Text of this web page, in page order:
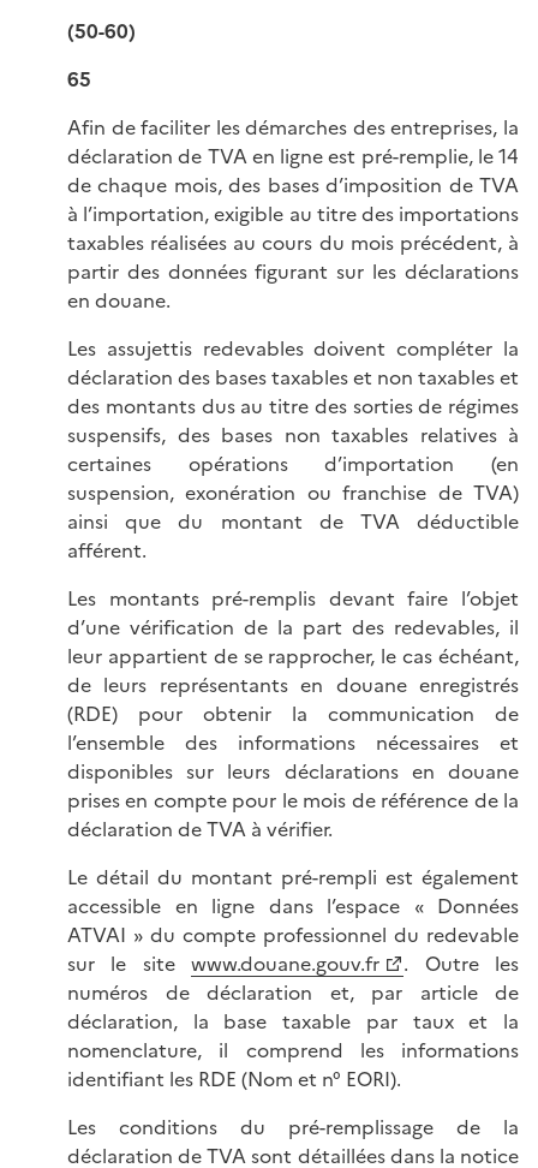
(50-60)
65
Afin de faciliter les démarches des entreprises, la
déclaration de TVA en ligne est pré-remplie, le 14
de chaque mois, des bases d’imposition de TVA
à l’importation, exigible au titre des importations
taxables réalisées au cours du mois précédent, à
partir des données figurant sur les déclarations
en douane.
Les assujettis redevables doivent compléter la
déclaration des bases taxables et non taxables et
des montants dus au titre des sorties de régimes
suspensifs, des bases non taxables relatives à
certaines opérations d’importation (en
suspension, exonération ou franchise de TVA)
ainsi que du montant de TVA déductible
afférent.
Les montants pré-remplis devant faire l’objet
d’une vérification de la part des redevables, il
leur appartient de se rapprocher, le cas échéant,
de leurs représentants en douane enregistrés
(RDE) pour obtenir la communication de
l’ensemble des informations nécessaires et
disponibles sur leurs déclarations en douane
prises en compte pour le mois de référence de la
déclaration de TVA à vérifier.
Le détail du montant pré-rempli est également
accessible en ligne dans l’espace « Données
ATVAI » du compte professionnel du redevable
sur le sitewww.douane.gouv.fr
. Outre les
numéros de déclaration et, par article de
déclaration, la base taxable par taux et la
nomenclature, il comprend les informations
identifiant les RDE (Nom et n° EORI).
Les conditions du pré-remplissage de la
déclaration de TVA sont détaillées dans la notice